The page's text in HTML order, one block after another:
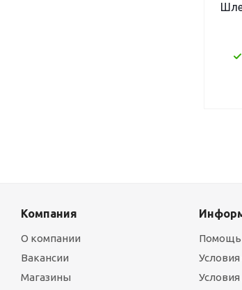
Компания
О компании
Вакансии
Магазины
Помощь